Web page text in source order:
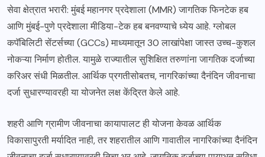
सेवा क्षेत्रात भरारी: मुंबई महानगर प्रदेशाला (MMR) जागतिक फिनटेक हब
आणि मुंबई-पुणे प्रदेशाला मीडिया-टेक हब बनवण्याचे ध्येय आहे. ग्लोबल
कपॅबिलिटी सेंटर्सच्या (GCCs) माध्यमातून 30 लाखांपेक्षा जास्त उच्च-कुशल
नोकऱ्या निर्माण होतील. यामुळे राज्यातील सुशिक्षित तरुणांना जागतिक दर्जाच्या
करिअर संधी मिळतील. आर्थिक प्रगतीसोबतच, नागरिकांच्या दैनंदिन जीवनाचा
दर्जा सुधारण्यावरही या योजनेत लक्ष केंद्रित केले आहे.
शहरी आणि ग्रामीण जीवनाचा कायापालट ही योजना केवळ आर्थिक
विकासापुरती मर्यादित नाही, तर शहरातील आणि गावातील नागरिकांच्या दैनंदिन